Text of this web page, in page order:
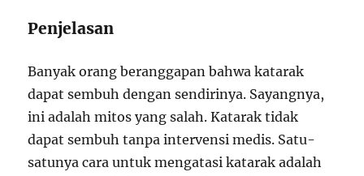
Penjelasan
Banyak orang beranggapan bahwa katarak
dapat sembuh dengan sendirinya. Sayangnya,
ini adalah mitos yang salah. Katarak tidak
dapat sembuh tanpa intervensi medis. Satu-
satunya cara untuk mengatasi katarak adalah